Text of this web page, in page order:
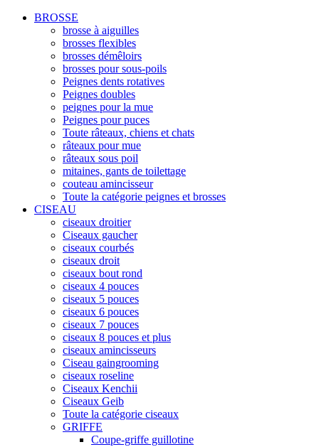
BROSSE
brosse à aiguilles
brosses flexibles
brosses démêloirs
brosses pour sous-poils
Peignes dents rotatives
Peignes doubles
peignes pour la mue
Peignes pour puces
Toute râteaux, chiens et chats
râteaux pour mue
râteaux sous poil
mitaines, gants de toilettage
couteau amincisseur
Toute la catégorie peignes et brosses
CISEAU
ciseaux droitier
Ciseaux gaucher
ciseaux courbés
ciseaux droit
ciseaux bout rond
ciseaux 4 pouces
ciseaux 5 pouces
ciseaux 6 pouces
ciseaux 7 pouces
ciseaux 8 pouces et plus
ciseaux amincisseurs
Ciseau gaingrooming
ciseaux roseline
Ciseaux Kenchii
Ciseaux Geib
Toute la catégorie ciseaux
GRIFFE
Coupe-griffe guillotine